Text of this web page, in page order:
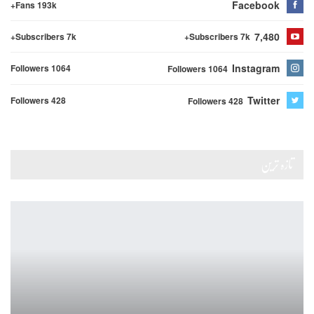
Facebook
Fans 193k+
7,480
Subscribers 7k+
Subscribers 7k+
Instagram
Followers 1064
Followers 1064
Twitter
Followers 428
Followers 428